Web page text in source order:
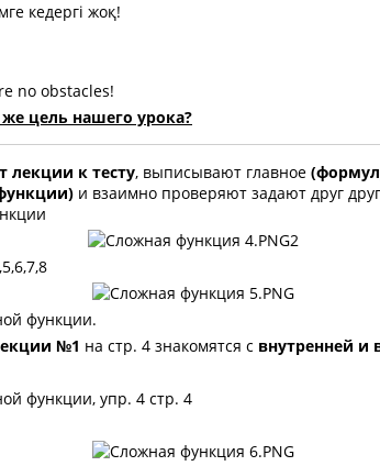
кедергі жоқ!
no obstacles!
цель нашего урока?
лекции к тесту, выписывают главное
и взаимно проверяют задают друг
функции.
№1 на стр. 4 знакомятся с внутренней
функции, упр. 4 стр. 4